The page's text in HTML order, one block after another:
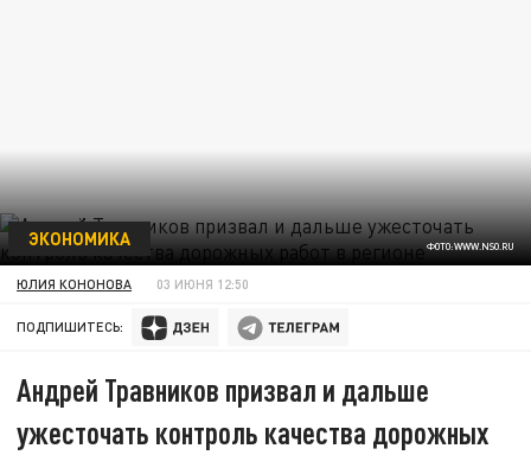
ФОТО:WWW.NSO.RU
ЭКОНОМИКА
ЮЛИЯ КОНОНОВА 03 ИЮНЯ 12:50
ПОДПИШИТЕСЬ:
Андрей Травников призвал и дальше
ужесточать контроль качества дорожных